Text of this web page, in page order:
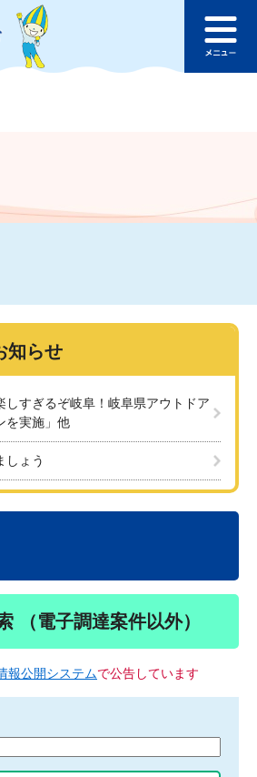
このページの本文へ
ュ
知らせ
しすぎるぞ岐阜！岐阜県アウトドア
を実施」他
しょう
（電子調達案件以外）
報公開システムで公告しています